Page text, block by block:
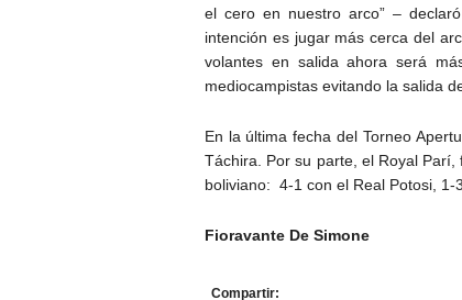
el cero en nuestro arco” –
intención es jugar más cerca del
volantes en salida ahora será
mediocampistas evitando la salida
En la última fecha del Torneo
Táchira. Por su parte, el Royal
boliviano: 4-1 con el Real Potosi, 1-
Fioravante De Simone
Compartir: